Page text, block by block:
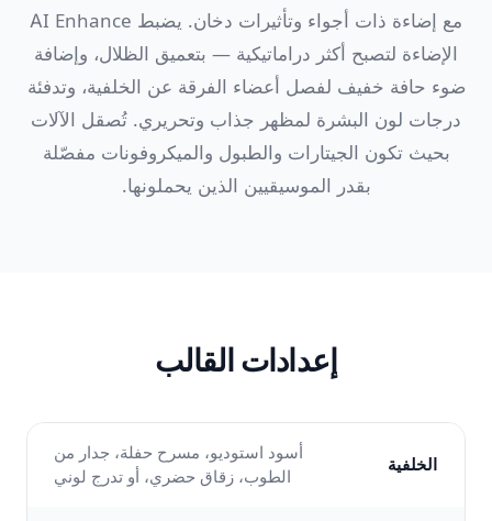
مع إضاءة ذات أجواء وتأثيرات دخان. يضبط AI Enhance
الإضاءة لتصبح أكثر دراماتيكية — بتعميق الظلال، وإضافة
ضوء حافة خفيف لفصل أعضاء الفرقة عن الخلفية، وتدفئة
درجات لون البشرة لمظهر جذاب وتحريري. تُصقل الآلات
بحيث تكون الجيتارات والطبول والميكروفونات مفصّلة
بقدر الموسيقيين الذين يحملونها.
إعدادات القالب
الخلفية
أسود استوديو، مسرح حفلة، جدار من
الطوب، زقاق حضري، أو تدرج لوني